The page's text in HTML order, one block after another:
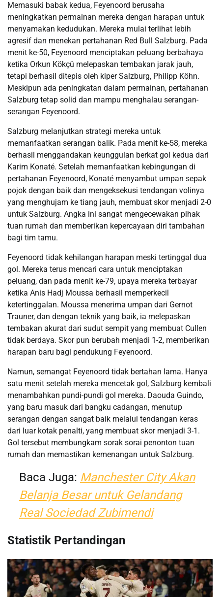
Memasuki babak kedua, Feyenoord berusaha
meningkatkan permainan mereka dengan harapan untuk
menyamakan kedudukan. Mereka mulai terlihat lebih
agresif dan menekan pertahanan Red Bull Salzburg. Pada
menit ke-50, Feyenoord menciptakan peluang berbahaya
ketika Orkun Kökçü melepaskan tembakan jarak jauh,
tetapi berhasil ditepis oleh kiper Salzburg, Philipp Köhn.
Meskipun ada peningkatan dalam permainan, pertahanan
Salzburg tetap solid dan mampu menghalau serangan-
serangan Feyenoord.
Salzburg melanjutkan strategi mereka untuk
memanfaatkan serangan balik. Pada menit ke-58, mereka
berhasil menggandakan keunggulan berkat gol kedua dari
Karim Konaté. Setelah memanfaatkan kebingungan di
pertahanan Feyenoord, Konaté menyambut umpan sepak
pojok dengan baik dan mengeksekusi tendangan volinya
yang menghujam ke tiang jauh, membuat skor menjadi 2-0
untuk Salzburg. Angka ini sangat mengecewakan pihak
tuan rumah dan memberikan kepercayaan diri tambahan
bagi tim tamu.
Feyenoord tidak kehilangan harapan meski tertinggal dua
gol. Mereka terus mencari cara untuk menciptakan
peluang, dan pada menit ke-79, upaya mereka terbayar
ketika Anis Hadj Moussa berhasil memperkecil
ketertinggalan. Moussa menerima umpan dari Gernot
Trauner, dan dengan teknik yang baik, ia melepaskan
tembakan akurat dari sudut sempit yang membuat Cullen
tidak berdaya. Skor pun berubah menjadi 1-2, memberikan
harapan baru bagi pendukung Feyenoord.
Namun, semangat Feyenoord tidak bertahan lama. Hanya
satu menit setelah mereka mencetak gol, Salzburg kembali
menambahkan pundi-pundi gol mereka. Daouda Guindo,
yang baru masuk dari bangku cadangan, menutup
serangan dengan sangat baik melalui tendangan keras
dari luar kotak penalti, yang membuat skor menjadi 3-1. ​
Gol tersebut membungkam sorak sorai penonton tuan
rumah dan memastikan kemenangan untuk Salzburg.
Baca Juga: Manchester City Akan
Belanja Besar untuk Gelandang
Real Sociedad Zubimendi
Statistik Pertandingan